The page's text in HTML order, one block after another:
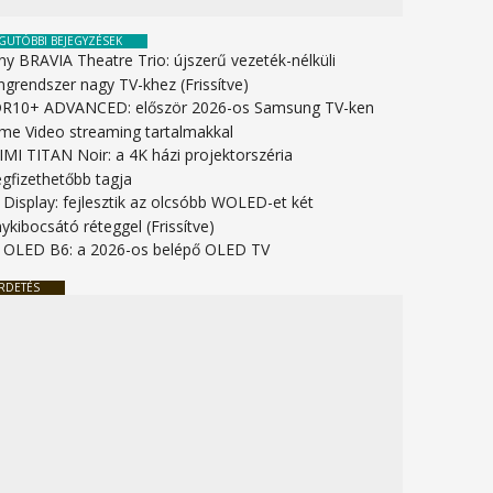
BEJEGYZÉSEK
BRAVIA Theatre Trio: újszerű vezeték-nélküli
nagy TV-khez (Frissítve)
ADVANCED: először 2026-os Samsung TV-ken
Video streaming tartalmakkal
TITAN Noir: a 4K házi projektorszéria
tagja
Display: fejlesztik az olcsóbb WOLED-et két
réteggel (Frissítve)
OLED B6: a 2026-os belépő OLED TV